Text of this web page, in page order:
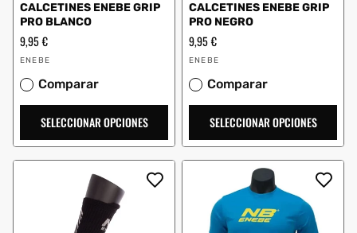
CALCETINES ENEBE GRIP
PRO BLANCO
Precio
habitual
9,95 €
Proveedor:
ENEBE
Comparar
SELECCIONAR OPCIONES
CALCETINES ENEBE GRIP
PRO NEGRO
Precio
habitual
9,95 €
Proveedor:
ENEBE
Comparar
SELECCIONAR OPCIONES